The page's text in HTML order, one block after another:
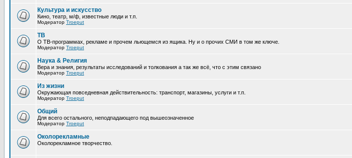
Культура и искусство
Кино, театр, м/ф, известные люди и т.п.
Модератор Troeput
ТВ
О ТВ-программах, рекламе и прочем льющемся из ящика. Ну и о прочих СМИ в том же ключе.
Модератор Troeput
Наука & Религия
Вера и знания, результаты исследований и толкования а так же всё, что с этим связано
Модератор Troeput
Из жизни
Окружающая повседневная действительность: транспорт, магазины, услуги и т.п.
Модератор Troeput
Общий
Для всего остального, неподпадающего под вышеозначенное
Модератор Troeput
Околорекламные
Околорекламное творчество.